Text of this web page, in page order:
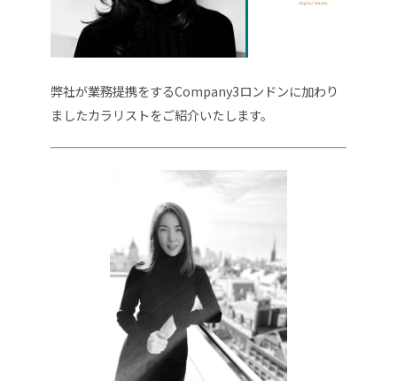
弊社が業務提携をするCompany3ロンドンに加わり
ましたカラリストをご紹介いたします。